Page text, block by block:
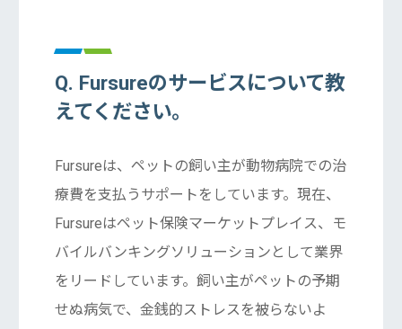
Q. Fursureのサービスについて教
えてください。
Fursureは、ペットの飼い主が動物病院での治
療費を支払うサポートをしています。現在、
Fursureはペット保険マーケットプレイス、モ
バイルバンキングソリューションとして業界
をリードしています。飼い主がペットの予期
せぬ病気で、金銭的ストレスを被らないよ